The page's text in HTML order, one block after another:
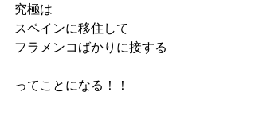
究極は
スペインに移住して
フラメンコばかりに接する
ってことになる！！